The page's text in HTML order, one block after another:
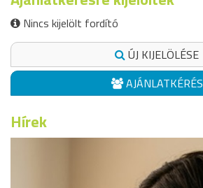
Nincs kijelölt fordító
ÚJ KIJELÖLÉSE
AJÁNLATKÉRÉS
Hírek